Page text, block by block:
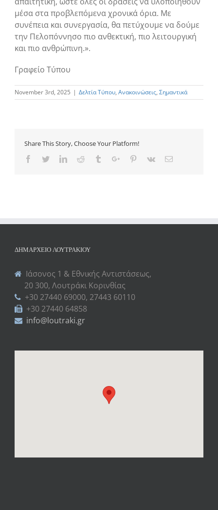
μέσα στα προβλεπόμενα χρονικά όρια. Με
συνέπεια και συνεργασία, θα πετύχουμε να δούμε
την Πελοπόννησο πιο ανθεκτική, πιο λειτουργική
και πιο ανθρώπινη.».
Γραφείο Τύπου
November 3rd, 2025 | Δελτία Τύπου, Ανακοινώσεις, Σημαντικά
Share This Story, Choose Your Platform!
Facebook
TwitterLinkedinReddit TumblrGoogle+Pinterest
Vk Email
ΔΗΜΑΡΧΕΊΟ ΛΟΥΤΡΑΚΊΟΥ
Ιάσονος 1 & Εθνικής Αντιστάσεως,
20 300, Λουτράκι Κορινθίας
+30 27440 69000, 27443 60110
+30 27440 64858
info@loutraki.gr